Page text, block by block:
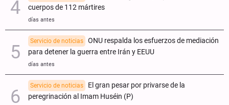
cuerpos de 112 mártires
días antes
Servicio de noticias
ONU respalda los esfuerzos de mediación
para detener la guerra entre Irán y EEUU
días antes
Servicio de noticias
El gran pesar por privarse de la
peregrinación al Imam Huséin (P)